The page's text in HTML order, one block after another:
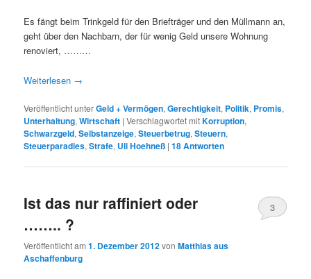
Es fängt beim Trinkgeld für den Briefträger und den Müllmann an,
geht über den Nachbarn, der für wenig Geld unsere Wohnung
renoviert, ………
Weiterlesen →
Veröffentlicht unterGeld + Vermögen,Gerechtigkeit, Politik, Promis,
Unterhaltung,Wirtschaft |Verschlagwortet mitKorruption,
Schwarzgeld,Selbstanzeige,Steuerbetrug,Steuern,
Steuerparadies,Strafe, Uli Hoehneß |18Antworten
Ist das nur raffiniert oder
…….. ?
Veröffentlicht am1. Dezember 2012vonMatthias aus
Aschaffenburg
3